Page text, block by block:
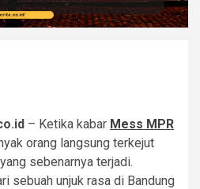
– Ketika kabar Mess MPR
orang langsung terkejut
sebenarnya terjadi.
sebuah unjuk rasa di Bandung